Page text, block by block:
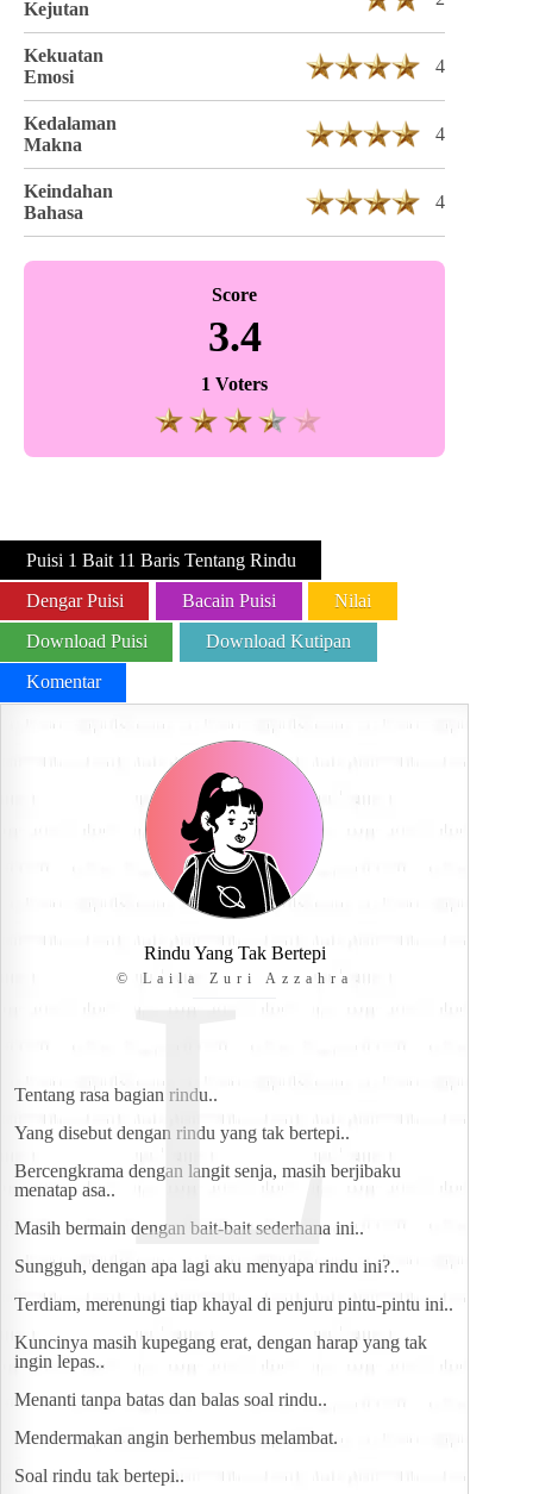
Kejutan
Kekuatan
Emosi
4
Kedalaman
Makna
4
Keindahan
Bahasa
4
Score
3.4
1 Voters
Puisi 1 Bait 11 Baris Tentang Rindu
Dengar Puisi Bacain Puisi Nilai
Download Puisi Download Kutipan
Komentar
L
Rindu Yang Tak Bertepi
© Laila Zuri Azzahra
Tentang rasa bagian rindu..
Yang disebut dengan rindu yang tak bertepi..
Bercengkrama dengan langit senja, masih berjibaku
menatap asa..
Masih bermain dengan bait-bait sederhana ini..
Sungguh, dengan apa lagi aku menyapa rindu ini?..
Terdiam, merenungi tiap khayal di penjuru pintu-pintu ini..
Kuncinya masih kupegang erat, dengan harap yang tak
ingin lepas..
Menanti tanpa batas dan balas soal rindu..
Mendermakan angin berhembus melambat.
Soal rindu tak bertepi..